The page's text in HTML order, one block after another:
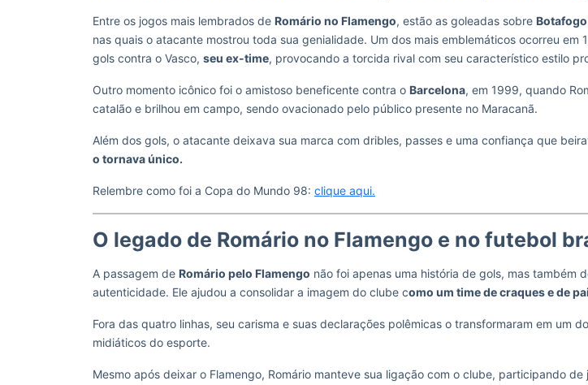
Entre os jogos mais lembrados de Romário no Flamengo, estão as goleadas sobre Botafogo
nas quais o atacante mostrou toda sua genialidade. Um dos mais emblemáticos ocorreu em
gols contra o Vasco, seu ex-time, provocando a torcida rival com seu característico estilo
Outro momento icônico foi o amistoso beneficente contra o Barcelona, em 1999, quando
catalão e brilhou em campo, sendo ovacionado pelo público presente no Maracanã.
Além dos gols, o atacante deixava sua marca com dribles, passes e uma confiança que
o tornava único.
Relembre como foi a Copa do Mundo 98: clique aqui.
O legado de Romário no Flamengo e no futebol
A passagem de Romário pelo Flamengo não foi apenas uma história de gols, mas também
autenticidade. Ele ajudou a consolidar a imagem do clube como um time de craques e de
Fora das quatro linhas, seu carisma e suas declarações polêmicas o transformaram em um
midiáticos do esporte.
Mesmo após deixar o Flamengo, Romário manteve sua ligação com o clube, participando de